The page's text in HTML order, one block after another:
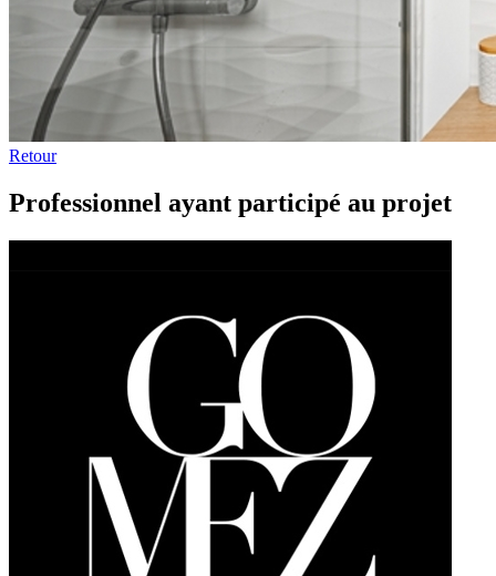
Retour
Professionnel ayant participé au projet